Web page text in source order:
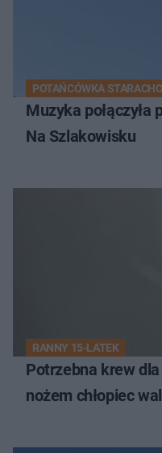
POTAŃCÓWKA
Muzyka
Na Szlakowisku
RANNY 15-LATEK
Potrzebna krew
nożem chłopiec